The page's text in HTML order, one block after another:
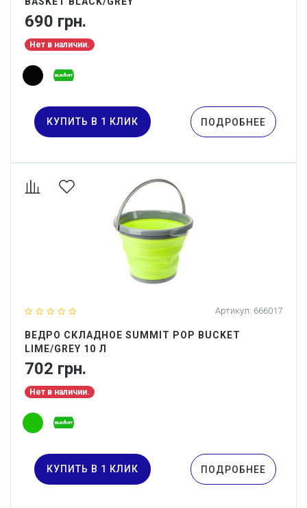
690 грн.
Нет в наличии.
КУПИТЬ В 1 КЛИК ПОДРОБНЕЕ
Артикул: 666017
ВЕДРО СКЛАДНОЕ SUMMIT POP BUCKET
LIME/GREY 10 Л
702 грн.
Нет в наличии.
КУПИТЬ В 1 КЛИК ПОДРОБНЕЕ